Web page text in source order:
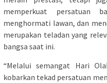
memperkuat persatuan
menghormati lawan, dan
merupakan teladan yang
bangsa saat ini.
“Melalui semangat Hari
kobarkan tekad persatuan